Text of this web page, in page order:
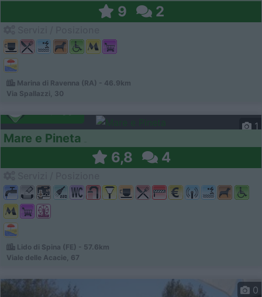
9 2
Marina di Ravenna (RA) - 46.9km
Via Spallazzi, 30
1
Mare e Pineta
6,8 4
Lido di Spina (FE) - 57.6km
Viale delle Acacie, 67
0